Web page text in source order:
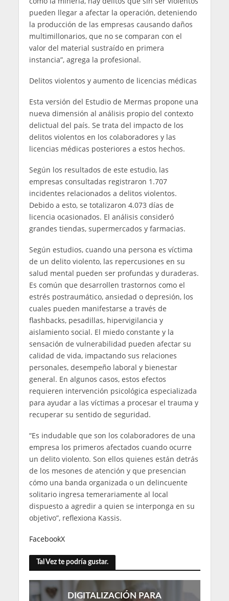
pueden llegar a afectar la operación, deteniendo
la producción de las empresas causando daños
multimillonarios, que no se comparan con el
valor del material sustraído en primera
instancia”, agrega la profesional.
Delitos violentos y aumento de licencias médicas
Esta versión del Estudio de Mermas propone una
nueva dimensión al análisis propio del contexto
delictual del país. Se trata del impacto de los
delitos violentos en los colaboradores y las
licencias médicas posteriores a estos hechos.
Según los resultados de este estudio, las
empresas consultadas registraron 1.707
incidentes relacionados a delitos violentos.
Debido a esto, se totalizaron 4.073 días de
licencia ocasionados. El análisis consideró
grandes tiendas, supermercados y farmacias.
Según estudios, cuando una persona es víctima
de un delito violento, las repercusiones en su
salud mental pueden ser profundas y duraderas.
Es común que desarrollen trastornos como el
estrés postraumático, ansiedad o depresión, los
cuales pueden manifestarse a través de
flashbacks, pesadillas, hipervigilancia y
aislamiento social. El miedo constante y la
sensación de vulnerabilidad pueden afectar su
calidad de vida, impactando sus relaciones
personales, desempeño laboral y bienestar
general. En algunos casos, estos efectos
requieren intervención psicológica especializada
para ayudar a las víctimas a procesar el trauma y
recuperar su sentido de seguridad.
“Es indudable que son los colaboradores de una
empresa los primeros afectados cuando ocurre
un delito violento. Son ellos quienes están detrás
de los mesones de atención y que presencian
cómo una banda organizada o un delincuente
solitario ingresa temerariamente al local
dispuesto a agredir a quien se interponga en su
objetivo”, reflexiona Kassis.
FacebookX
Tal Vez te podría gustar.
DIGITALIZACIÓN PARA